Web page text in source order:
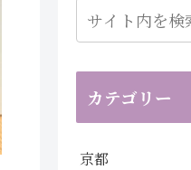
カテゴリー
京都